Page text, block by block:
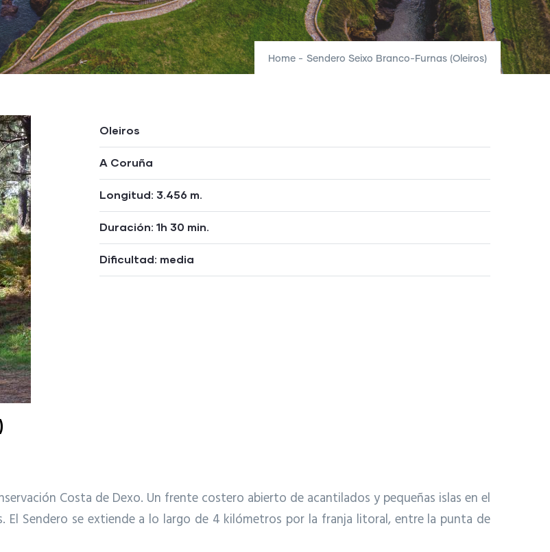
Home - Sendero Seixo Branco-Furnas (Oleiros)
Oleiros
A Coruña
Longitud: 3.456 m.
Duración: 1h 30 min.
Dificultad: media
Costa de Dexo. Un frente costero abierto de acantilados y pequeñas islas en el
El Sendero se extiende a lo largo de 4 kilómetros por la franja litoral, entre la punta de